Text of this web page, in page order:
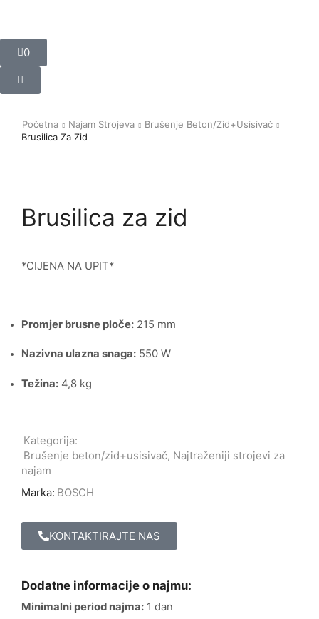
0
Početna Najam Strojeva
Brušenje Beton/zid+usisivač
Brusilica Za Zid
Brusilica za zid
*CIJENA NA UPIT*
Promjer brusne ploče: 215 mm
Nazivna ulazna snaga: 550 W
Težina: 4,8 kg
Kategorija:
Brušenje beton/zid+usisivač, Najtraženiji strojevi za
najam
Marka: BOSCH
KONTAKTIRAJTE NAS
Dodatne informacije o najmu:
Minimalni period najma: 1 dan